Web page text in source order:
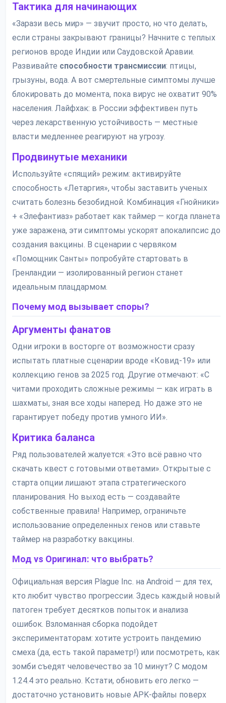
Тактика для начинающих
«Зарази весь мир» — звучит просто, но что делать,
если страны закрывают границы? Начните с теплых
регионов вроде Индии или Саудовской Аравии.
Развивайте способности трансмиссии: птицы,
грызуны, вода. А вот смертельные симптомы лучше
блокировать до момента, пока вирус не охватит 90%
населения. Лайфхак: в России эффективен путь
через лекарственную устойчивость — местные
власти медленнее реагируют на угрозу.
Продвинутые механики
Используйте «спящий» режим: активируйте
способность «Летаргия», чтобы заставить ученых
считать болезнь безобидной. Комбинация «Гнойники»
+ «Элефантиаз» работает как таймер — когда планета
уже заражена, эти симптомы ускорят апокалипсис до
создания вакцины. В сценарии с червяком
«Помощник Санты» попробуйте стартовать в
Гренландии — изолированный регион станет
идеальным плацдармом.
Почему мод вызывает споры?
Аргументы фанатов
Одни игроки в восторге от возможности сразу
испытать платные сценарии вроде «Ковид-19» или
коллекцию генов за 2025 год. Другие отмечают: «С
читами проходить сложные режимы — как играть в
шахматы, зная все ходы наперед. Но даже это не
гарантирует победу против умного ИИ».
Критика баланса
Ряд пользователей жалуется: «Это всё равно что
скачать квест с готовыми ответами». Открытые с
старта опции лишают этапа стратегического
планирования. Но выход есть — создавайте
собственные правила! Например, ограничьте
использование определенных генов или ставьте
таймер на разработку вакцины.
Мод vs Оригинал: что выбрать?
Официальная версия Plague Inc. на Android — для тех,
кто любит чувство прогрессии. Здесь каждый новый
патоген требует десятков попыток и анализа
ошибок. Взломанная сборка подойдет
экспериментаторам: хотите устроить пандемию
смеха (да, есть такой параметр!) или посмотреть, как
зомби съедят человечество за 10 минут? С модом
1.24.4 это реально. Кстати, обновить его легко —
достаточно установить новые APK-файлы поверх